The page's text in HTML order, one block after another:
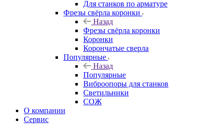
Для станков по арматуре
Фрезы свёрла коронки
Назад
Фрезы свёрла коронки
Коронки
Корончатые сверла
Популярные
Назад
Популярные
Виброопоры для станков
Светильники
СОЖ
О компании
Сервис